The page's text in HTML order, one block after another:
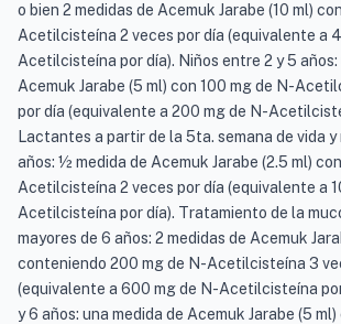
o bien 2 medidas de Acemuk Jarabe (10 ml)
Acetilcisteína 2 veces por día (equivalente a
Acetilcisteína por día). Niños entre 2 y 5 años:
Acemuk Jarabe (5 ml) con 100 mg de N-
por día (equivalente a 200 mg de N-
Lactantes a partir de la 5ta. semana de vida y
años: ½ medida de Acemuk Jarabe (2.5 ml)
Acetilcisteína 2 veces por día (equivalente a
Acetilcisteína por día). Tratamiento de la
mayores de 6 años: 2 medidas de Acemuk
conteniendo 200 mg de N-Acetilcisteína 3
(equivalente a 600 mg de N-Acetilcisteína
y 6 años: una medida de Acemuk Jarabe (5